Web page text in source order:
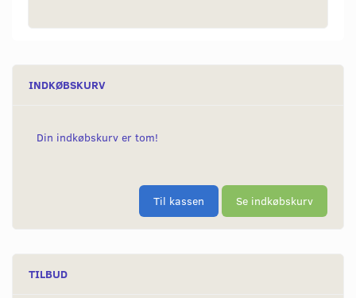
INDKØBSKURV
Din indkøbskurv er tom!
Til kassen Se indkøbskurv
TILBUD